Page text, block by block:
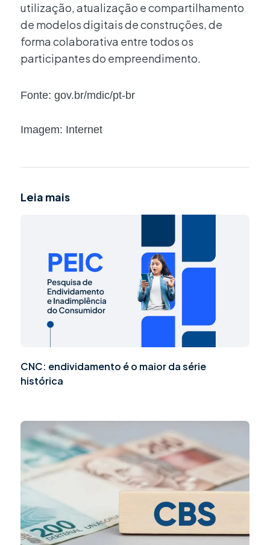
utilização, atualização e compartilhamento
de modelos digitais de construções, de
forma colaborativa entre todos os
participantes do empreendimento.
Fonte: gov.br/mdic/pt-br
Imagem: Internet
Leia mais
CNC: endividamento é o maior da série
histórica